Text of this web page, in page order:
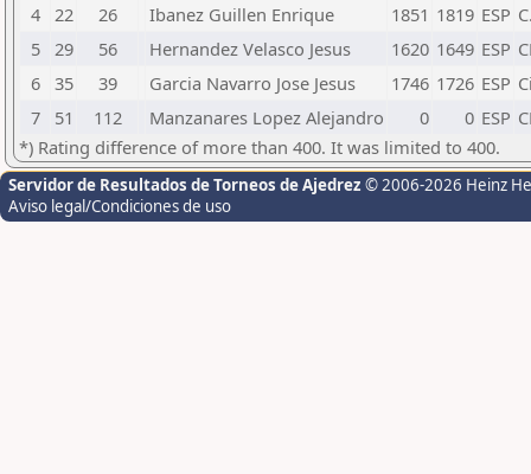
4 22 26 Ibanez Guillen Enrique 1851 1819 ESP
5 29 56 Hernandez Velasco Jesus 1620 1649 ESP
6 35 39 Garcia Navarro Jose Jesus 1746 1726 ESP
7
51 112 Manzanares Lopez Alejandro 0 0 ESP
*) Rating difference of more than 400. It was limited to 400.
Servidor de Resultados de Torneos de Ajedrez © 2006-2026 Heinz
Aviso legal/Condiciones de uso